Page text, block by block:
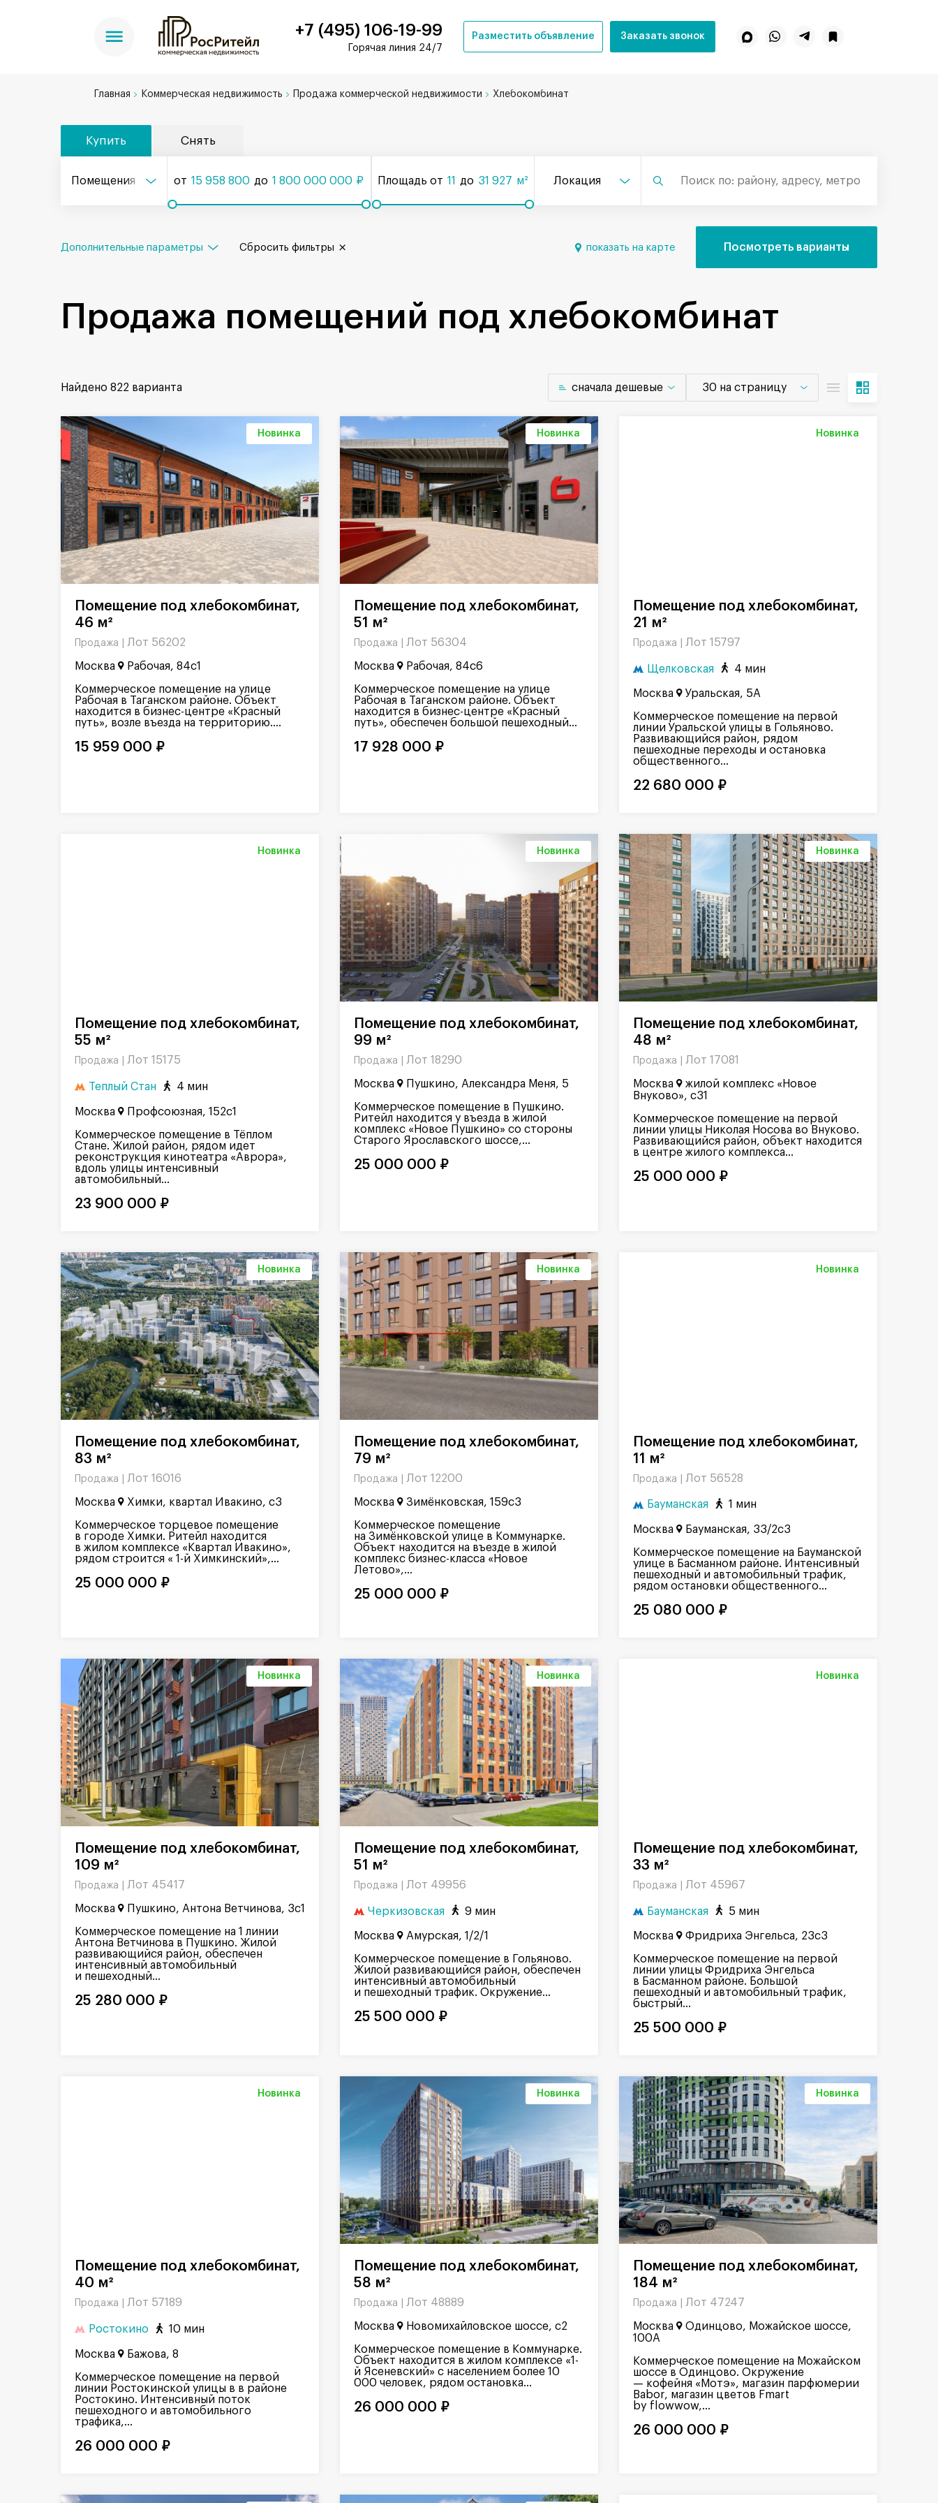
+7 (495) 106-19-99
Горячая линия 24/7
Разместить объявление Заказать звонок
Главная Коммерческая недвижимость Продажа коммерческой недвижимости Хлебокомбинат
Купить Снять
Помещения от 15 958 800 до 1 800 000 000 ₽ Площадь от 11 до 31 927 м² Локация
Дополнительные параметры Сбросить фильтры показать на карте Посмотреть варианты
Продажа помещений под хлебокомбинат
Найдено 822 варианта cначала дешевые 30 на страницу
Новинка
46 м²
Продажа | Лот 56202
Москва Рабочая, 84с1
Коммерческое помещение на улице
Рабочая в Таганском районе. Объект
находится в бизнес-центре «Красный
путь», возле въезда на территорию....
15 959 000 ₽
Новинка
51 м²
Продажа | Лот 56304
Москва Рабочая, 84с6
Коммерческое помещение на улице
Рабочая в Таганском районе. Объект
находится в бизнес-центре «Красный
путь», обеспечен большой пешеходный...
17 928 000 ₽
Новинка
21 м²
Продажа | Лот 15797
Щелковская 4 мин
Москва Уральская, 5А
Коммерческое помещение на первой
линии Уральской улицы в Гольяново.
Развивающийся район, рядом
пешеходные переходы и остановка
общественного...
22 680 000 ₽
Новинка
55 м²
Продажа | Лот 15175
Теплый Стан 4 мин
Москва Профсоюзная, 152с1
Коммерческое помещение в Тёплом
Стане. Жилой район, рядом идет
реконструкция кинотеатра «Аврора»,
вдоль улицы интенсивный
автомобильный...
23 900 000 ₽
Новинка
99 м²
Продажа | Лот 18290
Москва Пушкино, Александра Меня, 5
Коммерческое помещение в Пушкино.
Ритейл находится у въезда в жилой
комплекс «Новое Пушкино» со стороны
Старого Ярославского шоссе,...
25 000 000 ₽
Новинка
48 м²
Продажа | Лот 17081
Москва
жилой комплекс «Новое
Внуково», с31
Коммерческое помещение на первой
линии улицы Николая Носова во Внуково.
Развивающийся район, объект находится
в центре жилого комплекса...
25 000 000 ₽
Новинка
Помещение под хлебокомбинат,
83 м²
Продажа | Лот 16016
Москва Химки, квартал Ивакино, с3
Коммерческое торцевое помещение
в городе Химки. Ритейл находится
в жилом комплексе «Квартал Ивакино»,
рядом строится « 1-й Химкинский»,...
25 000 000 ₽
Новинка
Помещение под хлебокомбинат,
79 м²
Продажа | Лот 12200
Москва Зимёнковская, 159с3
Коммерческое помещение
на Зимёнковской улице в Коммунарке.
Объект находится на въезде в жилой
комплекс бизнес-класса «Новое
Летово»,...
25 000 000 ₽
Новинка
Помещение под хлебокомбинат,
11 м²
Продажа | Лот 56528
Бауманская 1 мин
Москва Бауманская, 33/2с3
Коммерческое помещение на Бауманской
улице в Басманном районе. Интенсивный
пешеходный и автомобильный трафик,
рядом остановки общественного...
25 080 000 ₽
Новинка
Помещение под хлебокомбинат,
109 м²
Продажа | Лот 45417
Москва Пушкино, Антона Ветчинова, 3с1
Коммерческое помещение на 1 линии
Антона Ветчинова в Пушкино. Жилой
развивающийся район, обеспечен
интенсивный автомобильный
и пешеходный...
25 280 000 ₽
Новинка
Помещение под хлебокомбинат,
51 м²
Продажа | Лот 49956
Черкизовская 9 мин
Москва Амурская, 1/2/1
Коммерческое помещение в Гольяново.
Жилой развивающийся район, обеспечен
интенсивный автомобильный
и пешеходный трафик. Окружение...
25 500 000 ₽
Новинка
Помещение под хлебокомбинат,
33 м²
Продажа | Лот 45967
Бауманская 5 мин
Москва Фридриха Энгельса, 23с3
Коммерческое помещение на первой
линии улицы Фридриха Энгельса
в Басманном районе. Большой
пешеходный и автомобильный трафик,
быстрый...
25 500 000 ₽
Новинка
40 м²
Продажа | Лот 57189
Ростокино 10 мин
Москва Бажова, 8
Коммерческое помещение на первой
линии Ростокинской улицы в в районе
Ростокино. Интенсивный поток
пешеходного и автомобильного
трафика,...
26 000 000 ₽
Новинка
58 м²
Продажа | Лот 48889
Москва Новомихайловское шоссе, с2
Коммерческое помещение в Коммунарке.
Объект находится в жилом комплексе «1-
й Ясеневский» с населением более 10
000 человек, рядом остановка...
26 000 000 ₽
Новинка
184 м²
Продажа | Лот 47247
Москва
Одинцово, Можайское шоссе,
100А
Коммерческое помещение на Можайском
шоссе в Одинцово. Окружение
— кофейня «Мотэ», магазин парфюмерии
Babor, магазин цветов Fmart
by flowwow,...
26 000 000 ₽